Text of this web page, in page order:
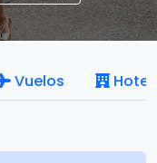
Vuelos